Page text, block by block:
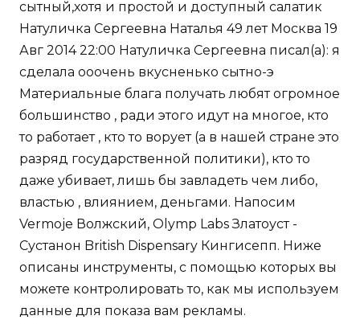
сытный,хотя и простой и доступный салатик
Натуличка Сергеевна Наталья 49 лет Москва 19
Авг 2014 22:00 Натуличка Сергеевна писал(а): я
сделала ооочень вкусненько сытно-э
Материальные блага получать любят огромное
большинство , ради этого идут на многое, кто
то работает , кто то ворует (а в нашей стране это
разряд государственной политики), кто то
даже убивает, лишь бы завладеть чем либо,
властью , влиянием, деньгами. Напосим
Vermoje Волжский, Olymp Labs Златоуст -
Сустанон British Dispensary Кингисепп. Ниже
описаны инструменты, с помощью которых вы
можете контролировать то, как мы используем
данные для показа вам рекламы.